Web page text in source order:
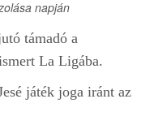
napján
támadó a
La Ligába.
játék joga iránt az